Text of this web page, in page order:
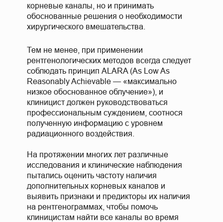
На протяжении многих лет различные
исследования и клинические наблюдения
пытались оценить частоту наличия
дополнительных корневых каналов и
выявить признаки и предикторы их наличия
на рентгенограммах, чтобы помочь
клиницистам найти все каналы во время
корневые каналы, но и принимать
обоснованные решения о необходимости
хирургического вмешательства.
Тем не менее, при применении
рентгенологических методов всегда следует
соблюдать принцип ALARA (As Low As
Reasonably Achievable — «максимально
низкое обоснованное облучение»), и
клиницист должен руководствоваться
профессиональным суждением, соотнося
полученную информацию с уровнем
радиационного воздействия.